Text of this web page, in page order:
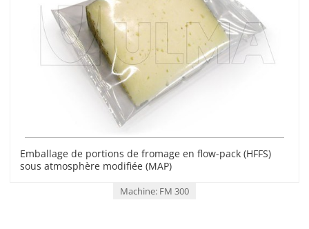
Emballage de portions de fromage en flow-pack (HFFS)
sous atmosphère modifiée (MAP)
Machine: FM 300